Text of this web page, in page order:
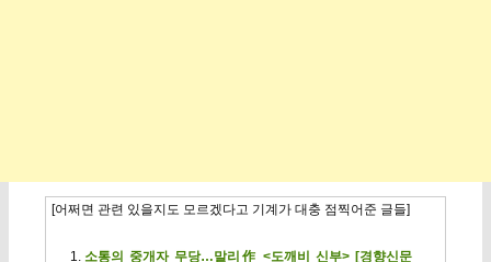
[어쩌면 관련 있을지도 모르겠다고 기계가 대충 점찍어준 글들]
소통의 중개자 무당…말리作 <도깨비 신부> [경향신문